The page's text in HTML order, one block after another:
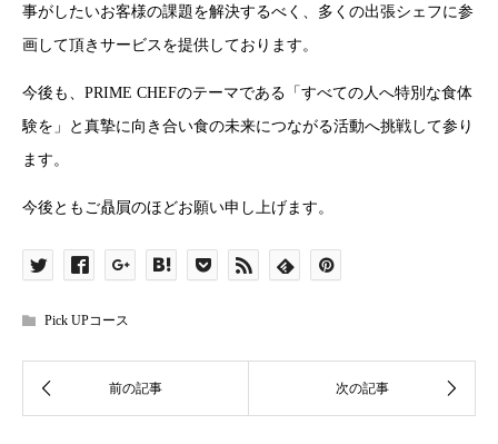
事がしたいお客様の課題を解決するべく、多くの出張シェフに参
画して頂きサービスを提供しております。
今後も、PRIME CHEFのテーマである「すべての人へ特別な食体
験を」と真摯に向き合い食の未来につながる活動へ挑戦して参り
ます。
今後ともご贔屓のほどお願い申し上げます。
Pick UPコース